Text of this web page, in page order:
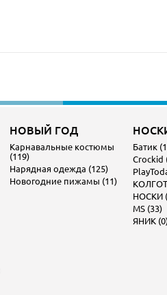
НОВЫЙ ГОД
Карнавальные костюмы
(119)
Нарядная одежда (125)
Новогодние пижамы (11)
Батик
Crockid
НОСКИ
MS (33)
ЯНИК